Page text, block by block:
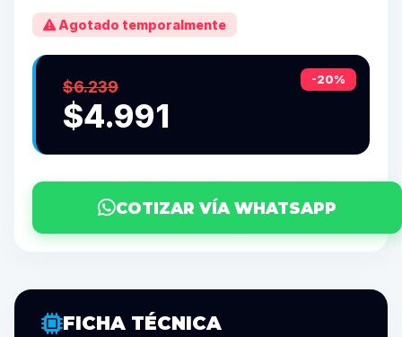
Agotado temporalmente
-20%
$6.239
$4.991
COTIZAR VÍA WHATSAPP
FICHA TÉCNICA